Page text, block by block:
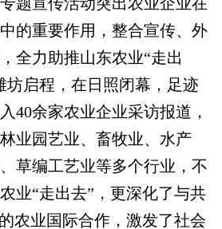
的重要作用，整合宣传、外
全力助推山东农业“走出
坊启程，在日照闭幕，足迹
40余家农业企业采访报道，
业园艺业、畜牧业、水产
草编工艺业等多个行业，不
业“走出去”，更深化了与共
农业国际合作，激发了社会